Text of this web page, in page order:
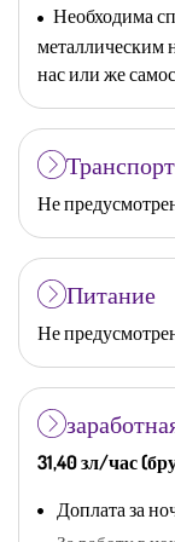
Необходима
металлическим
нас или же
Транспорт
Не
Питание
Не
31,40 зл/час
Доплата за